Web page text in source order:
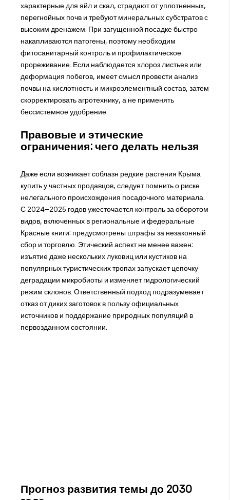
характерные для яйл и скал, страдают от уплотненных,
перегнойных почв и требуют минеральных субстратов с
высоким дренажем. При загущенной посадке быстро
накапливаются патогены, поэтому необходим
фитосанитарный контроль и профилактическое
прореживание. Если наблюдается хлороз листьев или
деформация побегов, имеет смысл провести анализ
почвы на кислотность и микроэлементный состав, затем
скорректировать агротехнику, а не применять
бессистемное удобрение.
Правовые и этические
ограничения: чего делать нельзя
Даже если возникает соблазн редкие растения Крыма
купить у частных продавцов, следует помнить о риске
нелегального происхождения посадочного материала.
С 2024–2025 годов ужесточается контроль за оборотом
видов, включенных в региональные и федеральные
Красные книги: предусмотрены штрафы за незаконный
сбор и торговлю. Этический аспект не менее важен:
изъятие даже нескольких луковиц или кустиков на
популярных туристических тропах запускает цепочку
деградации микробиоты и изменяет гидрологический
режим склонов. Ответственный подход подразумевает
отказ от диких заготовок в пользу официальных
источников и поддержание природных популяций в
первозданном состоянии.
Прогноз развития темы до 2030